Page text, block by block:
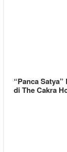
“Panca Satya”
di The Cakra